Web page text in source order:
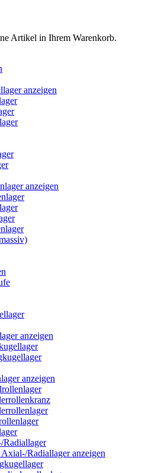
Artikel in Ihrem Warenkorb.
anzeigen
anzeigen
anzeigen
anzeigen
Radiallager anzeigen